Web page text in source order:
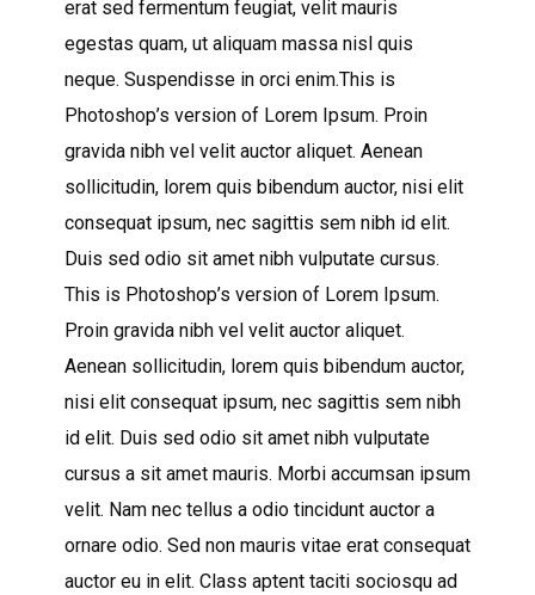
erat sed fermentum feugiat, velit mauris
egestas quam, ut aliquam massa nisl quis
neque. Suspendisse in orci enim.This is
Photoshop’s version of Lorem Ipsum. Proin
gravida nibh vel velit auctor aliquet. Aenean
sollicitudin, lorem quis bibendum auctor, nisi elit
consequat ipsum, nec sagittis sem nibh id elit.
Duis sed odio sit amet nibh vulputate cursus.
This is Photoshop’s version of Lorem Ipsum.
Proin gravida nibh vel velit auctor aliquet.
Aenean sollicitudin, lorem quis bibendum auctor,
nisi elit consequat ipsum, nec sagittis sem nibh
id elit. Duis sed odio sit amet nibh vulputate
cursus a sit amet mauris. Morbi accumsan ipsum
velit. Nam nec tellus a odio tincidunt auctor a
ornare odio. Sed non mauris vitae erat consequat
auctor eu in elit. Class aptent taciti sociosqu ad